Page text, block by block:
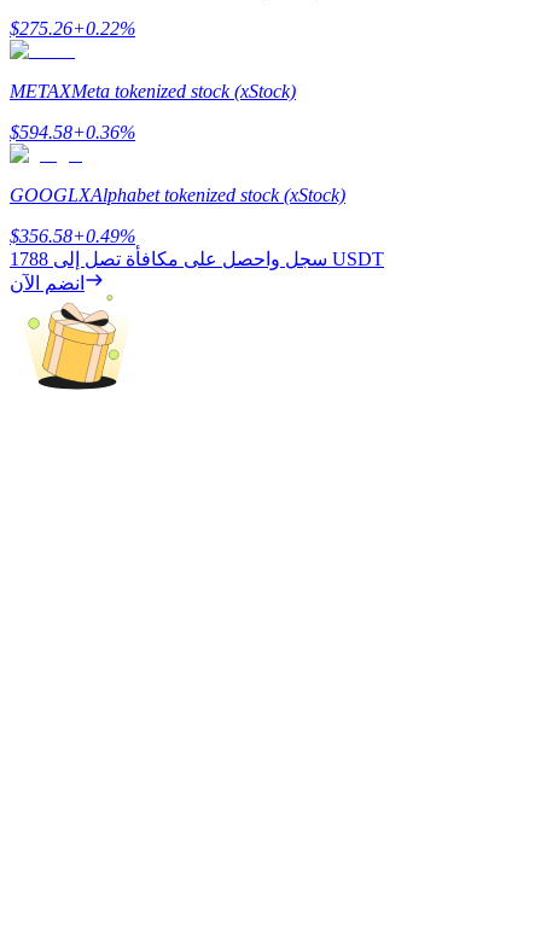
التوقيع المساحي
عوائد عالية والوصول الفوري
Launchpool
الرهان المرن لكسب العملات الرقمية الشهيرة
$275.26+0.22%
METAXMeta tokenized stock (xStock)
$594.58+0.36%
GOOGLXAlphabet tokenized stock (xStock)
$356.58+0.49%
سجل واحصل على مكافأة تصل إلى 1788 USDT
انضم الآن